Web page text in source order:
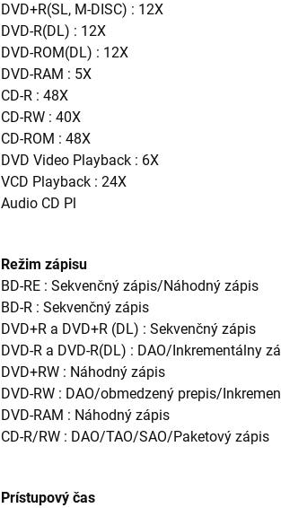
DVD+R(SL, M-DISC) : 12X
DVD-R(DL) : 12X
DVD-ROM(DL) : 12X
DVD-RAM : 5X
CD-R : 48X
CD-RW : 40X
CD-ROM : 48X
DVD Video Playback : 6X
VCD Playback : 24X
Audio CD Pl
Režim zápisu
BD-RE : Sekvenčný zápis/Náhodný zápis
BD-R : Sekvenčný zápis
DVD+R a DVD+R (DL) : Sekvenčný zápis
DVD-R a DVD-R(DL) : DAO/Inkrementálny
DVD+RW : Náhodný zápis
DVD-RW : DAO/obmedzený prepis/
DVD-RAM : Náhodný zápis
CD-R/RW : DAO/TAO/SAO/Paketový zápis
Prístupový čas